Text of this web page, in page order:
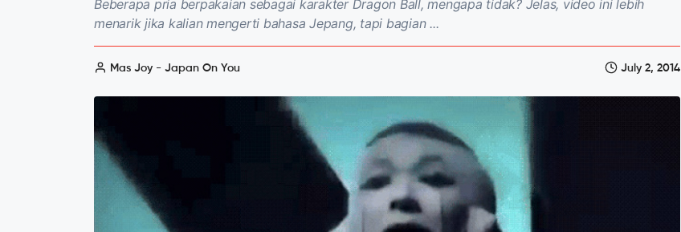
Beberapa pria berpakaian sebagai karakter Dragon Ball, mengapa tidak? Jelas, video ini lebih
menarik jika kalian mengerti bahasa Jepang, tapi bagian ...
Mas Joy - Japan On You July 2, 2014